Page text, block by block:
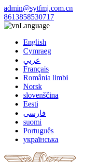
admin@sytfmj.com.cn
8613858530717
Language
English
Cymraeg
عربي
Français
România limbi
Norsk
slovenščina
Eesti
فارسی
suomi
Português
українська